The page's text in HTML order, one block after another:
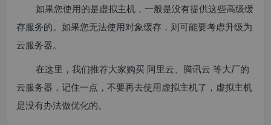
如果您使用的是虚拟主机，一般是没有提供这些高级缓
存服务的。如果您无法使用对象缓存，则可能要考虑升级为
云服务器。
在这里，我们推荐大家购买 阿里云、腾讯云 等大厂的
云服务器，记住一点，不要再去使用虚拟主机了，虚拟主机
是没有办法做优化的。